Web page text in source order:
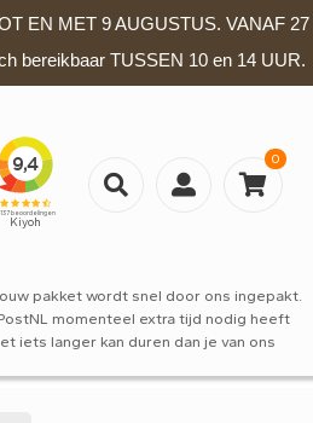
EN MET 9 AUGUSTUS. VANAF 27
bereikbaar TUSSEN 10 en 14 UUR.
0
pakket wordt snel door ons ingepakt.
momenteel extra tijd nodig heeft
iets langer kan duren dan je van ons